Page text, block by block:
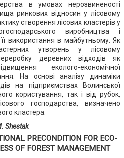
в умовах нерозвиненості
ринкових відносин у лісовому
створення лісових кластерів у
виробництва і
використання в майбутньому. Як
утворень у лісовому
деревних відходів як
еколого-економічної
На основі аналізу динаміки
на підприємствах Волинської
користування, так і від рубок,
господарства, визначено
кластера.
Shestak
PRECONDITION FOR ECO-
OF FOREST MANAGEMENT